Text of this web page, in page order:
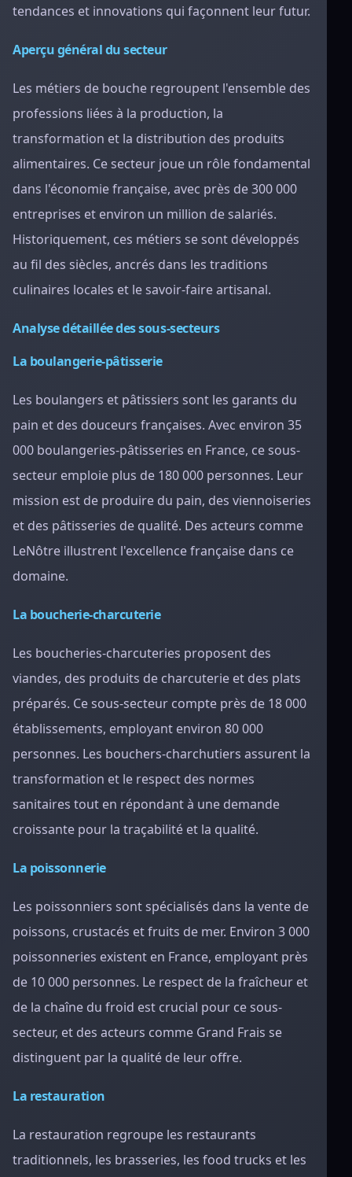
tendances et innovations qui façonnent leur futur.
Aperçu général du secteur
Les métiers de bouche regroupent l'ensemble des
professions liées à la production, la
transformation et la distribution des produits
alimentaires. Ce secteur joue un rôle fondamental
dans l'économie française, avec près de 300 000
entreprises et environ un million de salariés.
Historiquement, ces métiers se sont développés
au fil des siècles, ancrés dans les traditions
culinaires locales et le savoir-faire artisanal.
Analyse détaillée des sous-secteurs
La boulangerie-pâtisserie
Les boulangers et pâtissiers sont les garants du
pain et des douceurs françaises. Avec environ 35
000 boulangeries-pâtisseries en France, ce sous-
secteur emploie plus de 180 000 personnes. Leur
mission est de produire du pain, des viennoiseries
et des pâtisseries de qualité. Des acteurs comme
LeNôtre illustrent l'excellence française dans ce
domaine.
La boucherie-charcuterie
Les boucheries-charcuteries proposent des
viandes, des produits de charcuterie et des plats
préparés. Ce sous-secteur compte près de 18 000
établissements, employant environ 80 000
personnes. Les bouchers-charchutiers assurent la
transformation et le respect des normes
sanitaires tout en répondant à une demande
croissante pour la traçabilité et la qualité.
La poissonnerie
Les poissonniers sont spécialisés dans la vente de
poissons, crustacés et fruits de mer. Environ 3 000
poissonneries existent en France, employant près
de 10 000 personnes. Le respect de la fraîcheur et
de la chaîne du froid est crucial pour ce sous-
secteur, et des acteurs comme Grand Frais se
distinguent par la qualité de leur offre.
La restauration
La restauration regroupe les restaurants
traditionnels, les brasseries, les food trucks et les